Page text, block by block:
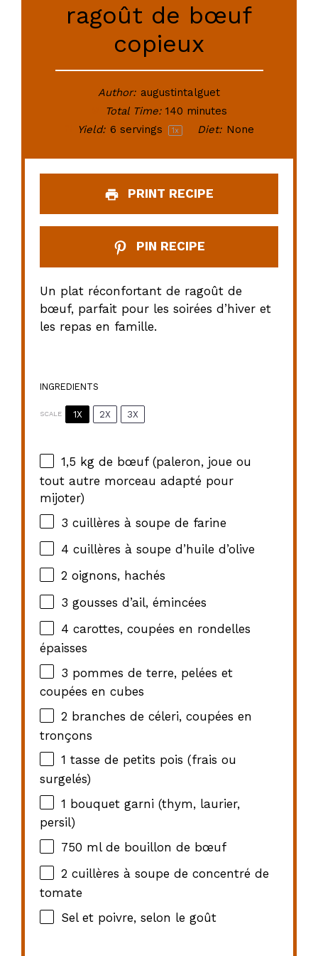
ragoût de bœuf
copieux
Author: augustintalguet
Total Time: 140 minutes
Yield: 6 servings 1x Diet: None
PRINT RECIPE
PIN RECIPE
Un plat réconfortant de ragoût de
bœuf, parfait pour les soirées d’hiver et
les repas en famille.
INGREDIENTS
SCALE 1X 2X 3X
1,5 kg de bœuf (paleron, joue ou
tout autre morceau adapté pour
mijoter)
3 cuillères à soupe de farine
4 cuillères à soupe d’huile d’olive
2 oignons, hachés
3 gousses d’ail, émincées
4 carottes, coupées en rondelles
épaisses
3 pommes de terre, pelées et
coupées en cubes
2 branches de céleri, coupées en
tronçons
1 tasse de petits pois (frais ou
surgelés)
1 bouquet garni (thym, laurier,
persil)
750 ml de bouillon de bœuf
2 cuillères à soupe de concentré de
tomate
Sel et poivre, selon le goût